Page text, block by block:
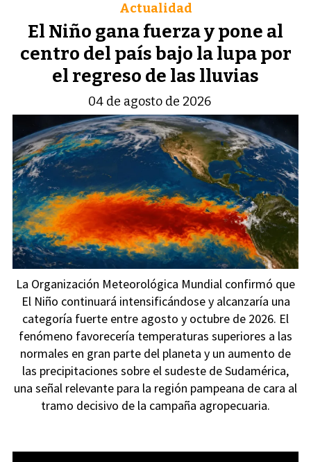
El Niño gana fuerza y pone al
centro del país bajo la lupa por
el regreso de las lluvias
Actualidad
04 de agosto de 2026
La Organización Meteorológica Mundial confirmó que
El Niño continuará intensificándose y alcanzaría una
categoría fuerte entre agosto y octubre de 2026. El
fenómeno favorecería temperaturas superiores a las
normales en gran parte del planeta y un aumento de
las precipitaciones sobre el sudeste de Sudamérica,
una señal relevante para la región pampeana de cara al
tramo decisivo de la campaña agropecuaria.